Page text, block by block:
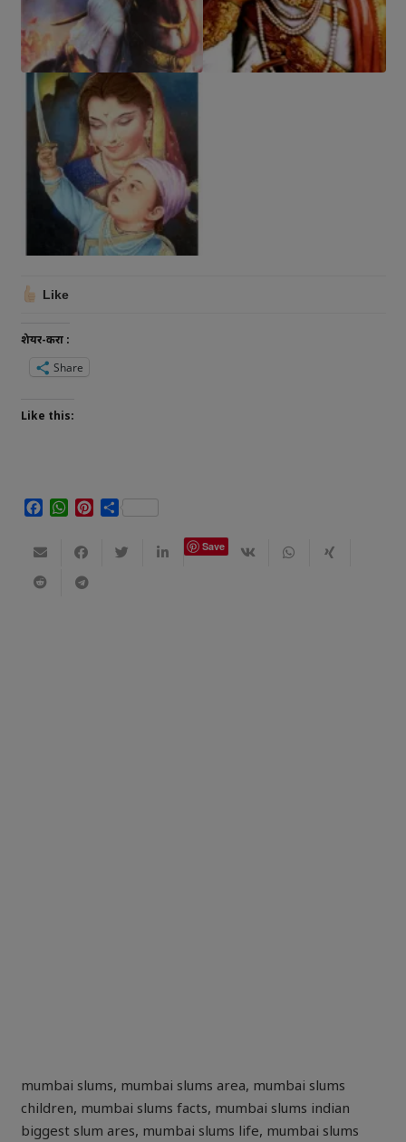
Like
शेयर-करा :
Share
Like this:
Facebook
WhatsApp
Pinterest
Share
Save
mumbai slums, mumbai slums area, mumbai slums
children, mumbai slums facts, mumbai slums indian
biggest slum ares, mumbai slums life, mumbai slums